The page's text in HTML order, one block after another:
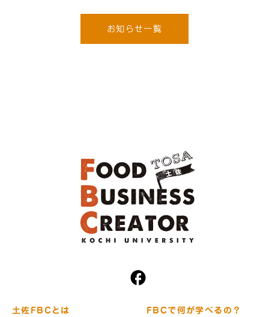
お知らせ一覧
土佐FBCとは FBCで何が学べるの？